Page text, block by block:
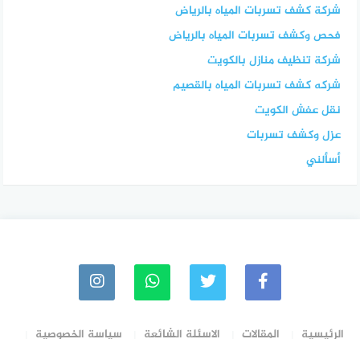
شركة كشف تسربات المياه بالرياض
فحص وكشف تسربات المياه بالرياض
شركة تنظيف منازل بالكويت
شركه كشف تسربات المياه بالقصيم
نقل عفش الكويت
عزل وكشف تسربات
أسألني
الرئيسية المقالات الاسئلة الشائعة سياسة الخصوصية